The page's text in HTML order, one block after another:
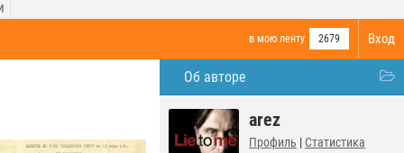
Вход
в мою ленту 2679
Об авторе
arez
Профиль | Статистика